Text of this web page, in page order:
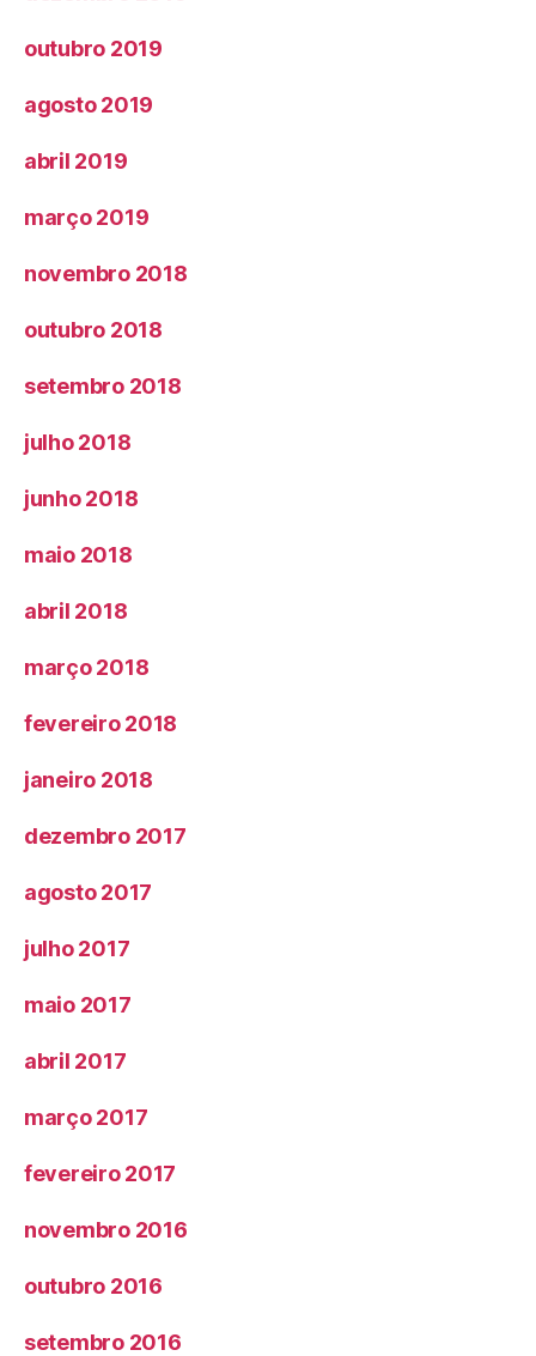
outubro 2019
agosto 2019
abril 2019
março 2019
novembro 2018
outubro 2018
setembro 2018
julho 2018
junho 2018
maio 2018
abril 2018
março 2018
fevereiro 2018
janeiro 2018
dezembro 2017
agosto 2017
julho 2017
maio 2017
abril 2017
março 2017
fevereiro 2017
novembro 2016
outubro 2016
setembro 2016